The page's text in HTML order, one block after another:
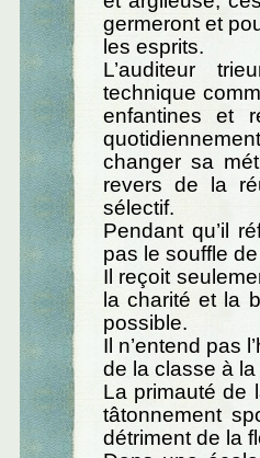
germeront et
les esprits.
L’auditeur
technique
enfantines et
changer sa
revers de la
sélectif.
Pendant qu’il
pas le souffle de
Il reçoit
la charité et la
possible.
Il n’entend pas
de la classe à
La primauté de
tâtonnement
détriment de la